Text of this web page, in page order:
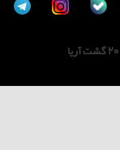
20 گشت آریا